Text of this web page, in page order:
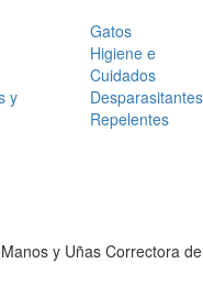
y
Gatos
Higiene e
Cuidados
Repelentes
y Uñas Correctora